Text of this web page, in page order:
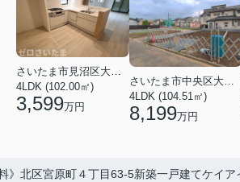
さいたま市見沼区大字蓮沼
4LDK (102.00㎡)
3,599万円
さいたま市中央区大戸３丁目
4LDK (104.51㎡)
8,199万円
》北区宮原町４丁目63-5新築一戸建てケイア